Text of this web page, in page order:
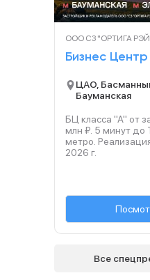
ООО СЗ "ОРТИГА
Бизнес
ЦАО,
Бауманская
БЦ класса "А" от
млн ₽. 5 минут до
метро.
2026 г.
Все